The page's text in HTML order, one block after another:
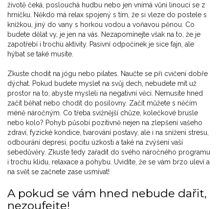
životě čeká, poslouchá hudbu nebo jen vnímá vůni linoucí se z
hrníčku. Někdo má relax spojený s tím, že si vleze do postele s
knížkou, jiný do vany s horkou vodou a voňavou pěnou. Co
budete dělat vy, je jen na vás. Nezapomínejte však na to, že je
zapotřebí i trochu aktivity. Pasivní odpočinek je sice fajn, ale
hýbat se také musíte.
Zkuste chodit na jógu nebo pilates. Naučte se při cvičení dobře
dýchat. Pokud budete myslet na svůj dech, nebudete mít už
prostor na to, abyste mysleli na negativní věci. Nemusíte hned
začít běhat nebo chodit do posilovny. Začít můžete s něčím
méně náročným. Co třeba svižnější chůze, kolečkové brusle
nebo kolo? Pohyb působí pozitivně nejen na zlepšení vašeho
zdraví, fyzické kondice, tvarování postavy, ale i na snížení stresu,
odbourání depresí, pocitu úzkosti a také na zvýšení vaší
sebedůvěry. Zkuste tedy zařadit do svého náročného programu
i trochu klidu, relaxace a pohybu. Uvidíte, že se vám brzo uleví a
na svět se začnete zase usmívat!
A pokud se vám hned nebude dařit,
nezoufejte!